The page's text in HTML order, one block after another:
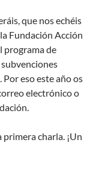
que nos echéis
Fundación Acción
programa de
eso este año os
electrónico o
charla. ¡Un